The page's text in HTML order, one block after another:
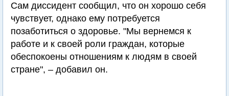
Сам диссидент сообщил, что он хорошо себя
чувствует, однако ему потребуется
позаботиться о здоровье. "Мы вернемся к
работе и к своей роли граждан, которые
обеспокоены отношениям к людям в своей
стране", – добавил он.